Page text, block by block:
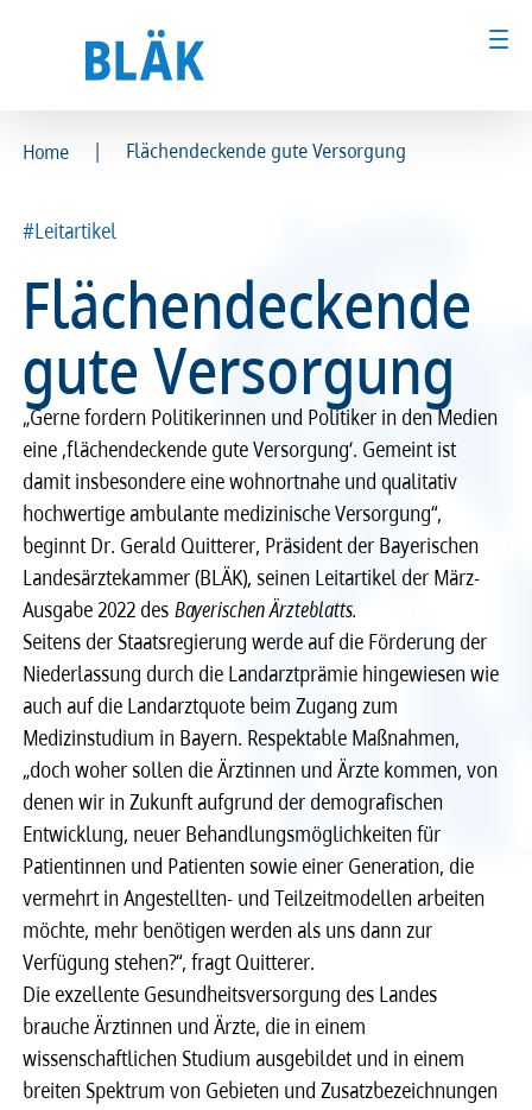
Patientinnen und Patienten
Kammer & Politik
Presse
Karriere
Recht
Service & Kontakt
meineBLÄK
Patientinnen und Patienten
Kammer & Politik
Presse
Karriere
Recht
Service & Kontakt
meineBLÄK
Home | Flächendeckende gute Versorgung
#Leitartikel
Flächendeckende
gute Versorgung
„Gerne fordern Politikerinnen und Politiker in den Medien
eine ‚flächendeckende gute Versorgung‘. Gemeint ist
damit insbesondere eine wohnortnahe und qualitativ
hochwertige ambulante medizinische Versorgung“,
beginnt Dr. Gerald Quitterer, Präsident der Bayerischen
Landesärztekammer (BLÄK), seinen Leitartikel der März-
Ausgabe 2022 des Bayerischen Ärzteblatts.
Seitens der Staatsregierung werde auf die Förderung der
Niederlassung durch die Landarztprämie hingewiesen wie
auch auf die Landarztquote beim Zugang zum
Medizinstudium in Bayern. Respektable Maßnahmen,
„doch woher sollen die Ärztinnen und Ärzte kommen, von
denen wir in Zukunft aufgrund der demografischen
Entwicklung, neuer Behandlungsmöglichkeiten für
Patientinnen und Patienten sowie einer Generation, die
vermehrt in Angestellten- und Teilzeitmodellen arbeiten
möchte, mehr benötigen werden als uns dann zur
Verfügung stehen?“, fragt Quitterer.
Die exzellente Gesundheitsversorgung des Landes
brauche Ärztinnen und Ärzte, die in einem
wissenschaftlichen Studium ausgebildet und in einem
breiten Spektrum von Gebieten und Zusatzbezeichnungen